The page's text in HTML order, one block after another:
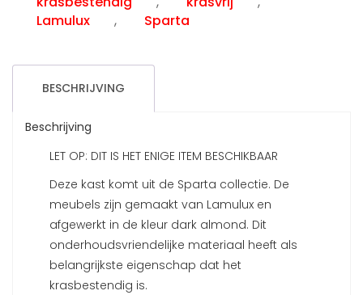
Lamulux
, Sparta
BESCHRIJVING
Beschrijving
LET OP: DIT IS HET ENIGE ITEM BESCHIKBAAR
Deze kast komt uit de Sparta collectie. De
meubels zijn gemaakt van Lamulux en
afgewerkt in de kleur dark almond. Dit
onderhoudsvriendelijke materiaal heeft als
belangrijkste eigenschap dat het
krasbestendig is.